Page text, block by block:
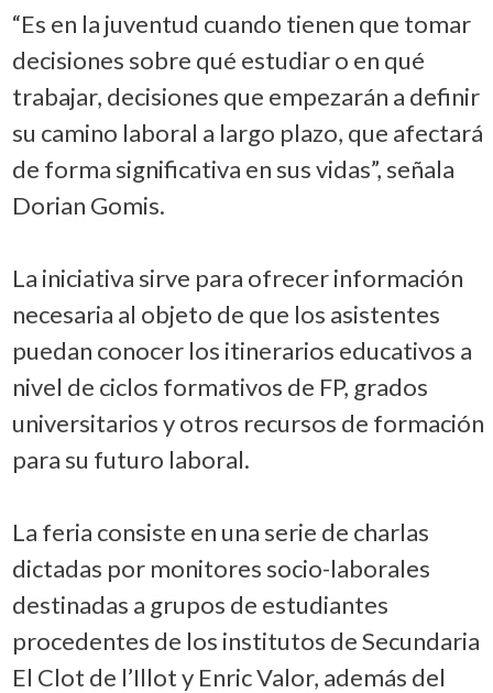
“Es en la juventud cuando tienen que tomar
decisiones sobre qué estudiar o en qué
trabajar, decisiones que empezarán a definir
su camino laboral a largo plazo, que afectará
de forma significativa en sus vidas”, señala
Dorian Gomis.
La iniciativa sirve para ofrecer información
necesaria al objeto de que los asistentes
puedan conocer los itinerarios educativos a
nivel de ciclos formativos de FP, grados
universitarios y otros recursos de formación
para su futuro laboral.
La feria consiste en una serie de charlas
dictadas por monitores socio-laborales
destinadas a grupos de estudiantes
procedentes de los institutos de Secundaria
El Clot de l’Illot y Enric Valor, además del